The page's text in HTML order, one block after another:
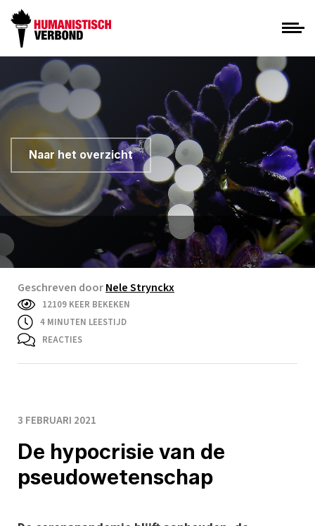
Naar het overzicht
Geschreven doorNele Strynckx
12109 KEER BEKEKEN
4 MINUTEN LEESTIJD
REACTIES
3 FEBRUARI 2021
De hypocrisie van de
pseudowetenschap